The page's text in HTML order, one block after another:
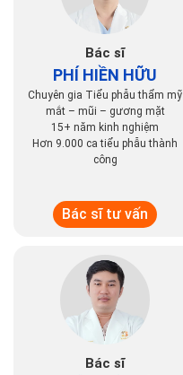
Bác sĩ
PHÍ HIỀN HỮU
Chuyên gia Tiểu phẫu thẩm mỹ
mắt – mũi – gương mặt
15+ năm kinh nghiệm
Hơn 9.000 ca tiểu phẫu thành
công
Bác sĩ tư vấn
Bác sĩ